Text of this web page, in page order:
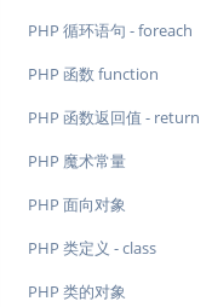
PHP 循环语句 - foreach
PHP 函数 function
PHP 函数返回值 - return
PHP 魔术常量
PHP 面向对象
PHP 类定义 - class
PHP 类的对象